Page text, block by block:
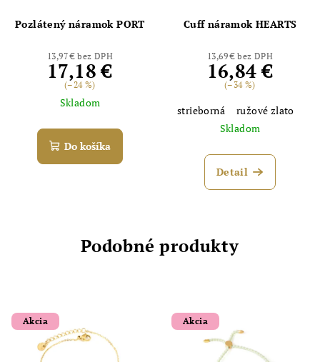
Pozlátený náramok PORT
13,97 € bez DPH
17,18 €
(–24 %)
Skladom
Do košíka
Cuff náramok HEARTS
13,69 € bez DPH
16,84 €
(–34 %)
strieborná
ružové zlato
Skladom
Detail
Podobné produkty
Akcia Akcia